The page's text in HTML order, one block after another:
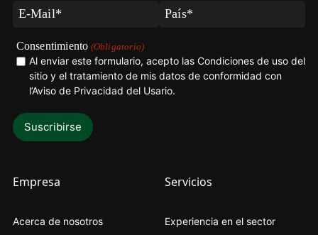
Correo
(Obligatorio)
País
Consentimiento (Obligatorio)
Al enviar este formulario, acepto las Condiciones de uso del
sitio y el tratamiento de mis datos de conformidad con
l’Aviso de Privacidad del Usario.
Empresa
Acerca de nosotros
Servicios
Experiencia en el sector